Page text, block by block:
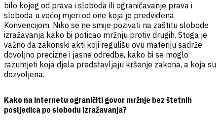
bilo kojeg od prava i sloboda ili ograničavanje prava i
sloboda u većoj mjeri od one koja je predviđena
Konvencijom. Niko se ne smije pozivati na zaštitu slobode
izražavanja kako bi poticao mržnju protiv drugih. Stoga je
važno da zakonski akti koji regulišu ovu materiju sadrže
dovoljno precizne i jasne odredbe, kako bi se moglo
razumjeti koja djela predstavljaju kršenje zakona, a koja su
dozvoljena.
Kako na internetu ograničiti govor mržnje bez štetnih
posljedica po slobodu izražavanja?